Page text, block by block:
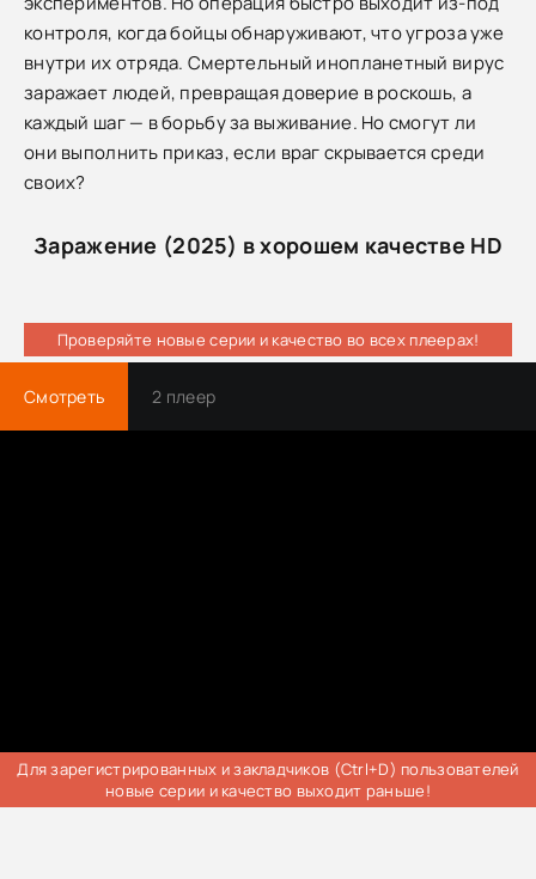
контроля, когда бойцы обнаруживают, что угроза уже
внутри их отряда. Смертельный инопланетный вирус
заражает людей, превращая доверие в роскошь, а
каждый шаг — в борьбу за выживание. Но смогут ли
они выполнить приказ, если враг скрывается среди
своих?
Заражение (2025) в хорошем качестве HD
Проверяйте новые серии и качество во всех плеерах!
Смотреть 2 плеер
Для зарегистрированных и закладчиков (Ctrl+D) пользователей
новые серии и качество выходит раньше!